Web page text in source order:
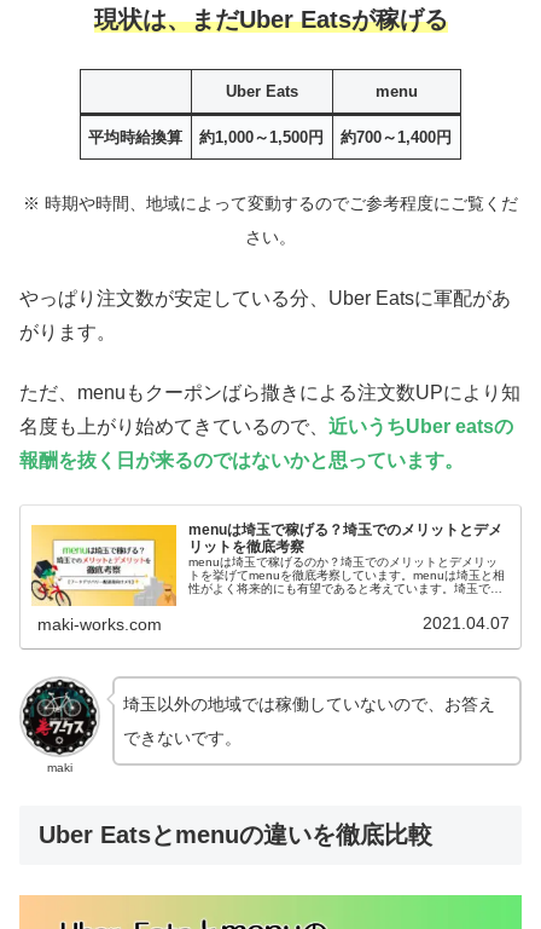
現状は、まだUber Eatsが稼げる
Uber Eats menu
平均時給換算 約1,000～1,500円 約700～1,400円
※ 時期や時間、地域によって変動するのでご参考程度にご覧くだ
さい。
やっぱり注文数が安定している分、Uber Eatsに軍配があ
がります。
ただ、menuもクーポンばら撒きによる注文数UPにより知
名度も上がり始めてきているので、 近いうちUber eatsの
報酬を抜く日が来るのではないかと思っています。
menuは埼玉で稼げる？埼玉でのメリットとデメ
リットを徹底考察
menuは埼玉で稼げるのか？埼玉でのメリットとデメリッ
トを挙げてmenuを徹底考察しています。menuは埼玉と相
性がよく将来的にも有望であると考えています。埼玉での
maki-works.com 2021.04.07
maki
埼玉以外の地域では稼働していないので、お答え
できないです。
Uber Eatsとmenuの違いを徹底比較